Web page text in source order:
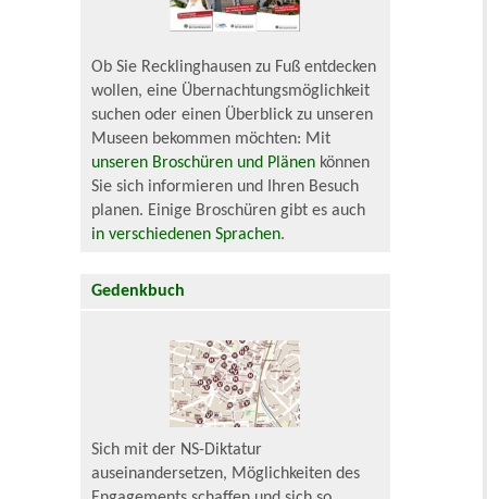
Ob Sie Recklinghausen zu Fuß entdecken
wollen, eine Übernachtungsmöglichkeit
suchen oder einen Überblick zu unseren
Museen bekommen möchten: Mit
unseren Broschüren und Plänen können
Sie sich informieren und Ihren Besuch
planen. Einige Broschüren gibt es auch
in verschiedenen Sprachen.
Gedenkbuch
Sich mit der NS-Diktatur
auseinandersetzen, Möglichkeiten des